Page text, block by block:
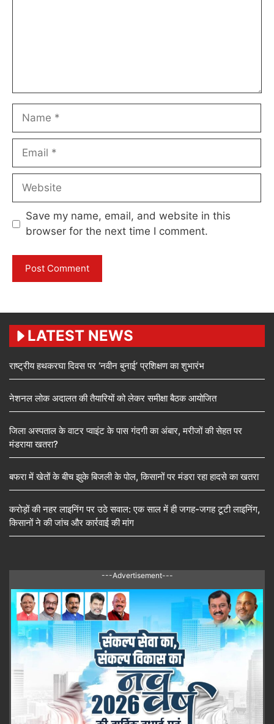
Name
Email
Website
Save my name, email, and website in this
browser for the next time I comment.
LATEST NEWS
राष्ट्रीय हथकरघा दिवस पर ‘नवीन बुनाई’ प्रशिक्षण का शुभारंभ
नेशनल लोक अदालत की तैयारियों को लेकर समीक्षा बैठक आयोजित
जिला अस्पताल के वाटर प्वाइंट के पास गंदगी का अंबार, मरीजों की सेहत पर
मंडराया खतरा?
बफरा में खेतों के बीच झुके बिजली के पोल, किसानों पर मंडरा रहा हादसे का खतरा
करोड़ों की नहर लाइनिंग पर उठे सवाल: एक साल में ही जगह-जगह टूटी लाइनिंग,
किसानों ने की जांच और कार्रवाई की मांग
---Advertisement---